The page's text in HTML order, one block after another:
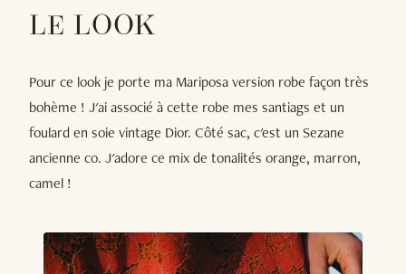
LE LOOK
Pour ce look je porte ma Mariposa version robe façon très
bohème ! J'ai associé à cette robe mes santiags et un
foulard en soie vintage Dior. Côté sac, c'est un Sezane
ancienne co. J'adore ce mix de tonalités orange, marron,
camel !